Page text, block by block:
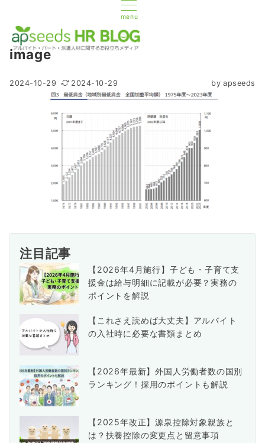
menu
image
2024-10-29 2024-10-29 by apseeds
注目記事
【2026年4月施行】子ども・子育て支
援金は給与明細に記載が必要？実務の
ポイントを解説
【これさえ読めば大丈夫】アルバイト
の入社時に必要な書類まとめ
【2026年最新】外国人労働者数の国別
ランキング！採用のポイントも解説
【2025年改正】源泉控除対象親族と
は？扶養控除の変更点と留意事項